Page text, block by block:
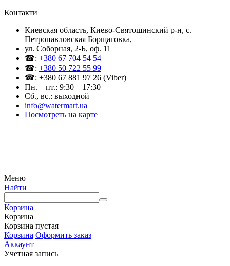
Контакти
Киевская область, Киево-Святошинский р-н, c.
Петропавловская Борщаговка,
ул. Соборная, 2-Б, оф. 11
☎: +380 67 704 54 54
☎: +380 50 722 55 99
☎: +380 67 881 97 26 (Viber)
Пн. – пт.: 9:30 – 17:30
Сб., вс.: выходной
info@watermart.ua
Посмотреть на карте
Меню
Найти
Корзина
Корзина
Корзина пустая
Корзина Оформить заказ
Аккаунт
Учетная запись